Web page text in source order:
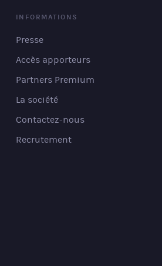
INFORMATIONS
Presse
Accès apporteurs
Partners Premium
La société
Contactez-nous
Recrutement